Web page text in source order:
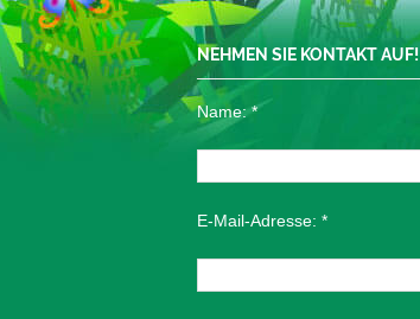
NEHMEN SIE KONTAKT AUF!
Name:*
E-Mail-Adresse: *